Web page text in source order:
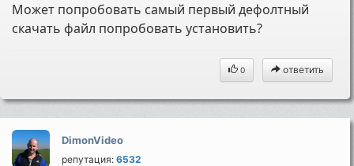
Может попробовать самый первый дефолтный
скачать файл попробовать установить?
0 ответить
DimonVideo
репутация:6532